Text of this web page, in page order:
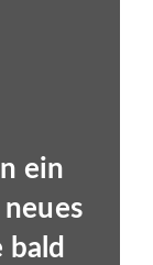
ein
bald